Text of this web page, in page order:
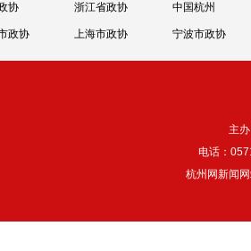
协 浙江省政协 中国杭州
政协 上海市政协 宁波市政协
主
电话：
杭州网新闻